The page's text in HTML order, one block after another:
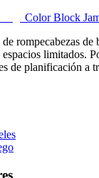
Color Block
rompecabezas de
limitados.
de planificación a